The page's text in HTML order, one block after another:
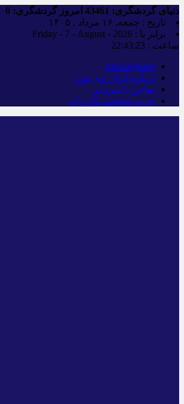
دنیای گردشگری: امروز گردشگری:
تاریخ : جمعه, ۱۶ مرداد , ۱۴۰۵
برابر با : Friday - 7 - August - 2026
ساعت : 22:43:24
iranwaytours
درباره ایران وی تورز
تماس با سردبیر
حریم شخصی کاربران